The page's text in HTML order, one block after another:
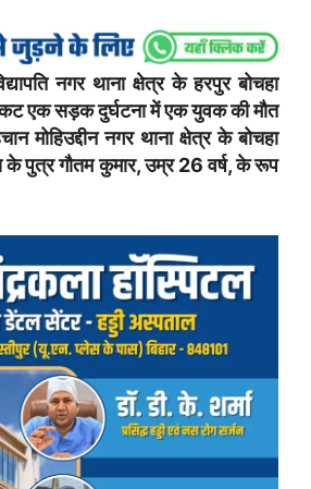
नगर थाना क्षेत्र के हरपुर बोचहा
एक सड़क दुर्घटना में एक युवक की मौत
मोहिउद्दीन नगर थाना क्षेत्र के बोचहा
के पुत्र गौतम कुमार, उम्र 26 वर्ष, के रूप